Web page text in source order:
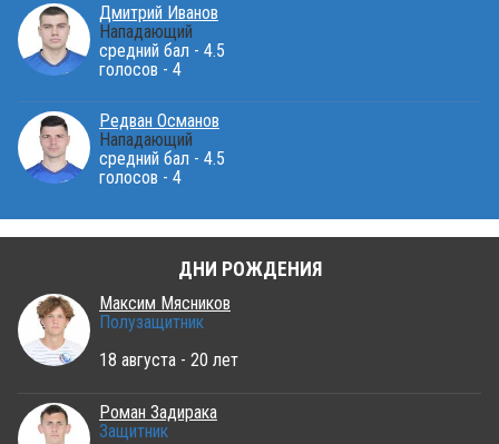
Дмитрий Иванов
Нападающий
средний бал - 4.5
голосов - 4
Редван Османов
Нападающий
средний бал - 4.5
голосов - 4
ДНИ РОЖДЕНИЯ
Максим Мясников
Полузащитник
18 августа - 20 лет
Роман Задирака
Защитник